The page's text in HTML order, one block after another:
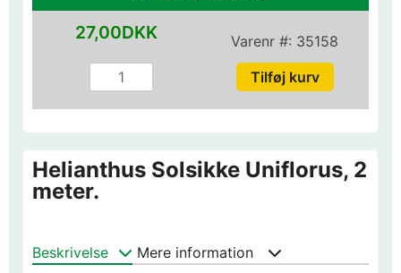
Varenr #: 35158
27,00DKK
Helianthus Solsikke Uniflorus, 2
meter.
Beskrivelse Mere information